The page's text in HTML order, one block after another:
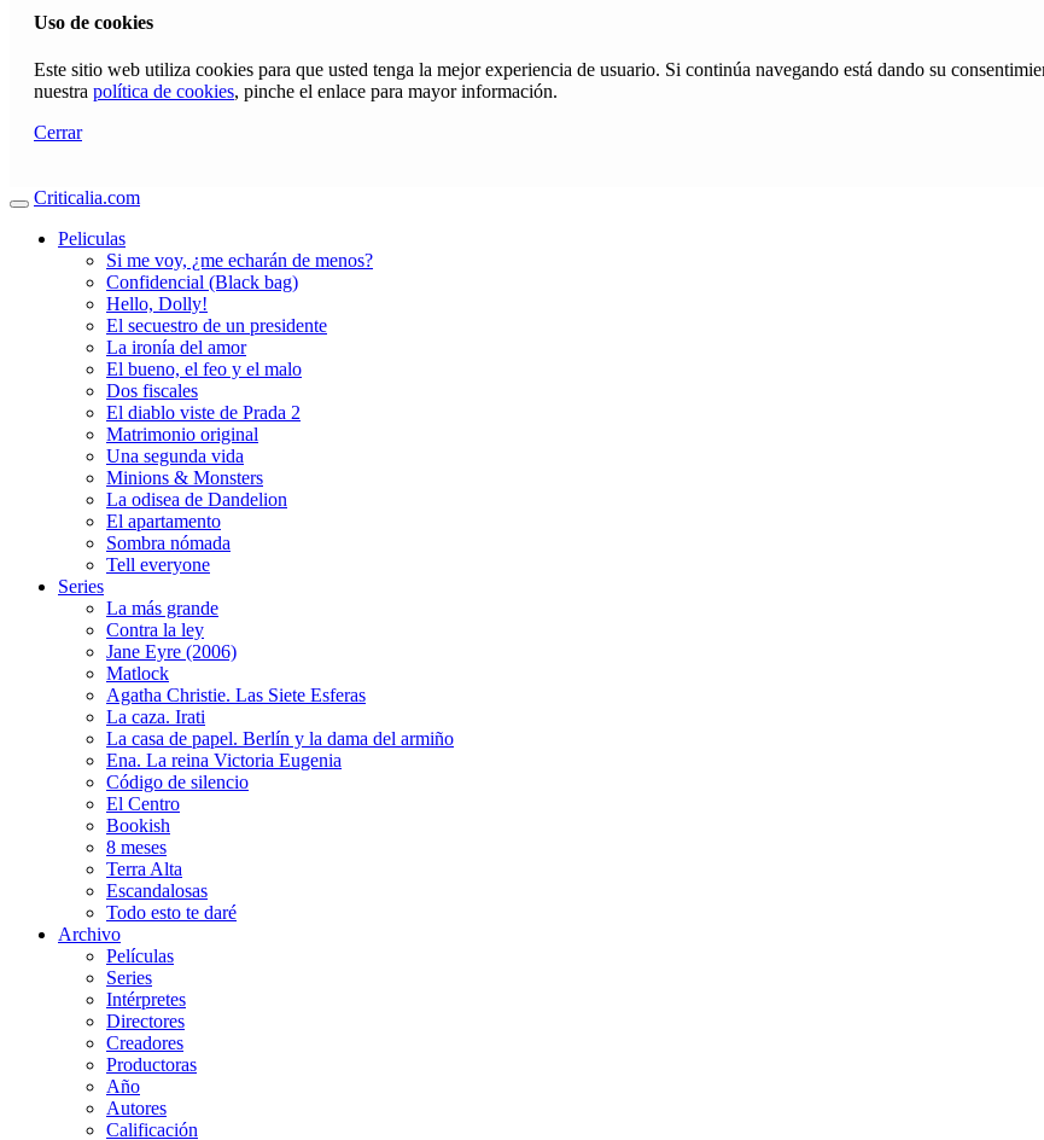
Uso de cookies
Este sitio web utiliza cookies para que usted tenga la mejor experiencia de usuario. Si continúa navegando está dando su
nuestra política de cookies, pinche el enlace para mayor información.
Cerrar
Criticalia.com
Peliculas
Si me voy, ¿me echarán de menos?
Confidencial (Black bag)
Hello, Dolly!
El secuestro de un presidente
La ironía del amor
El bueno, el feo y el malo
Dos fiscales
El diablo viste de Prada 2
Matrimonio original
Una segunda vida
Minions & Monsters
La odisea de Dandelion
El apartamento
Sombra nómada
Tell everyone
Series
La más grande
Contra la ley
Jane Eyre (2006)
Matlock
Agatha Christie. Las Siete Esferas
La caza. Irati
La casa de papel. Berlín y la dama del armiño
Ena. La reina Victoria Eugenia
Código de silencio
El Centro
Bookish
8 meses
Terra Alta
Escandalosas
Todo esto te daré
Archivo
Películas
Series
Intérpretes
Directores
Creadores
Productoras
Año
Autores
Calificación